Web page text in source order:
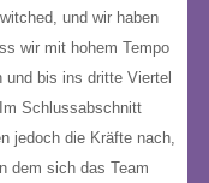
und wir haben
wir mit hohem Tempo
bis ins dritte Viertel
Schlussabschnitt
jedoch die Kräfte nach,
dem sich das Team